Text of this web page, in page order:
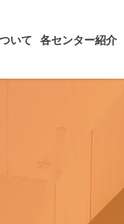
いて 各センター紹介